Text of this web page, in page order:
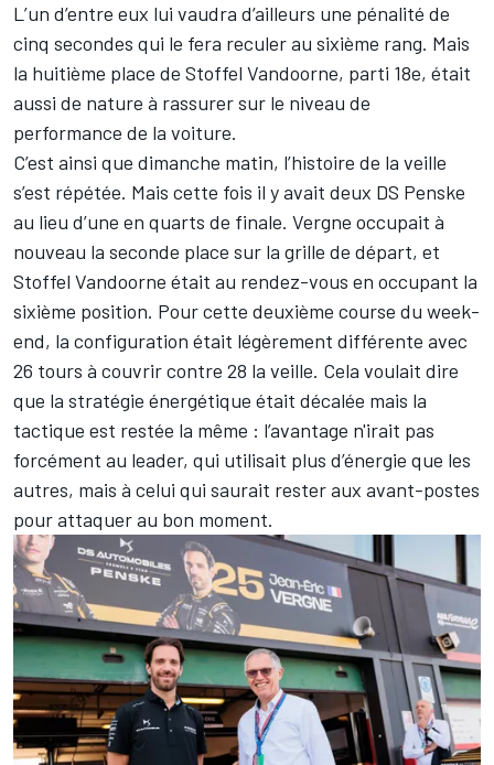
L’un d’entre eux lui vaudra d’ailleurs une pénalité de
cinq secondes qui le fera reculer au sixième rang. Mais
la huitième place de Stoffel Vandoorne, parti 18e, était
aussi de nature à rassurer sur le niveau de
performance de la voiture.
C’est ainsi que dimanche matin, l’histoire de la veille
s’est répétée. Mais cette fois il y avait deux DS Penske
au lieu d’une en quarts de finale. Vergne occupait à
nouveau la seconde place sur la grille de départ, et
Stoffel Vandoorne était au rendez-vous en occupant la
sixième position. Pour cette deuxième course du week-
end, la configuration était légèrement différente avec
26 tours à couvrir contre 28 la veille. Cela voulait dire
que la stratégie énergétique était décalée mais la
tactique est restée la même : l’avantage n'irait pas
forcément au leader, qui utilisait plus d’énergie que les
autres, mais à celui qui saurait rester aux avant-postes
pour attaquer au bon moment.